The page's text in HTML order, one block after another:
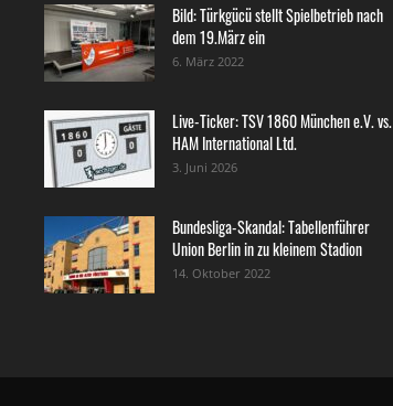
Bild: Türkgücü stellt Spielbetrieb nach
dem 19.März ein
6. März 2022
Live-Ticker: TSV 1860 München e.V. vs.
HAM International Ltd.
3. Juni 2026
Bundesliga-Skandal: Tabellenführer
Union Berlin in zu kleinem Stadion
14. Oktober 2022